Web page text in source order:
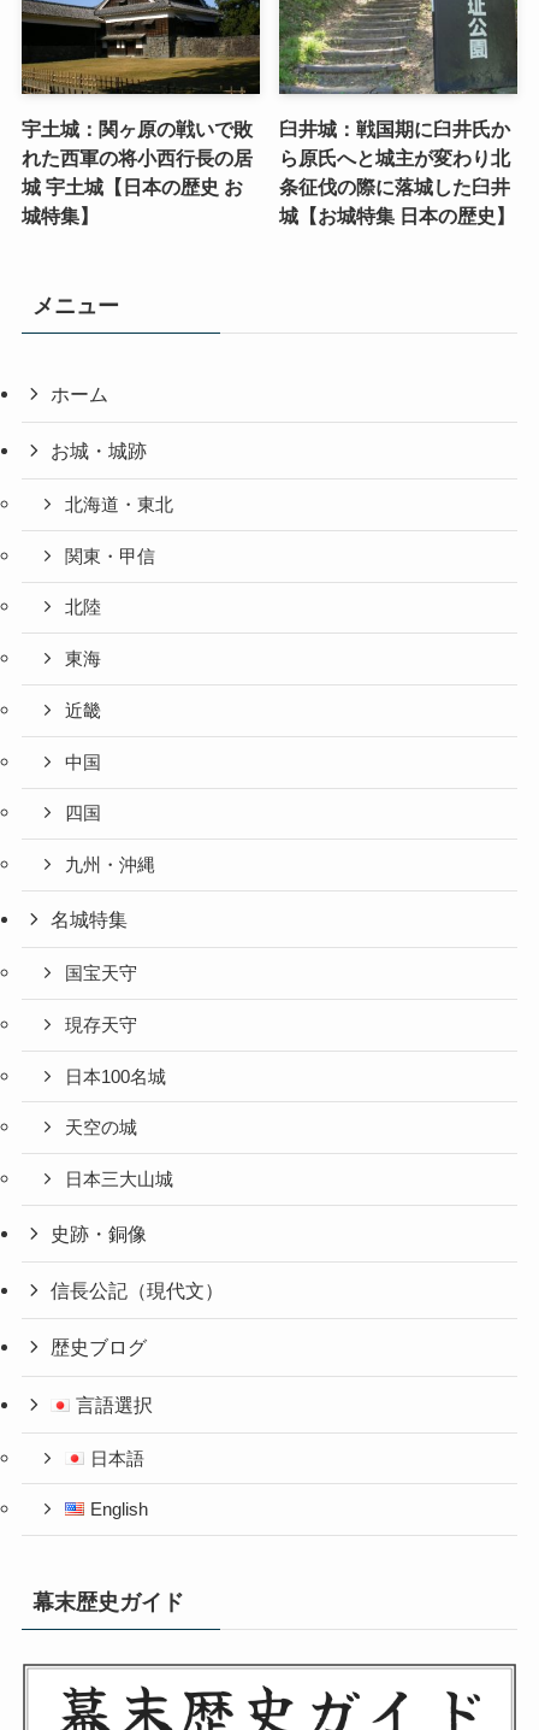
宇土城：関ヶ原の戦いで敗
れた西軍の将小西行長の居
城 宇土城【日本の歴史 お
城特集】
臼井城：戦国期に臼井氏か
ら原氏へと城主が変わり北
条征伐の際に落城した臼井
城【お城特集 日本の歴史】
メニュー
ホーム
お城・城跡
北海道・東北
関東・甲信
北陸
東海
近畿
中国
四国
九州・沖縄
名城特集
国宝天守
現存天守
日本100名城
天空の城
日本三大山城
史跡・銅像
信長公記（現代文）
歴史ブログ
言語選択
日本語
English
幕末歴史ガイド